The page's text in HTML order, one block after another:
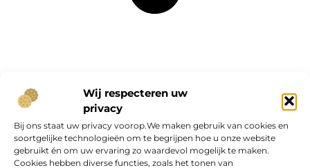
Wij respecteren uw
privacy
Bij ons staat uw privacy voorop.We maken gebruik van cookies en
soortgelijke technologieën om te begrijpen hoe u onze website
gebruikt én om uw ervaring zo waardevol mogelijk te maken.
Cookies hebben diverse functies, zoals het tonen van
Onze informatie